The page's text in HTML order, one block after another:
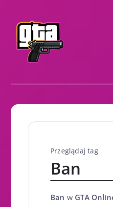
Przeglądaj tag
Ban
Ban w GTA